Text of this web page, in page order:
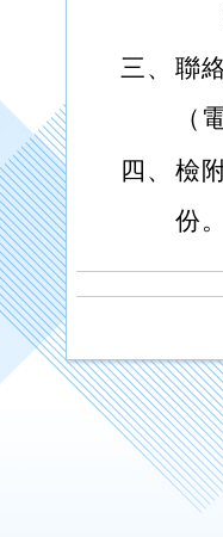
三、 聯
（
四、 檢
份。